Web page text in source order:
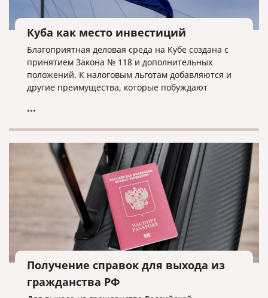
Куба как место инвестиций
Благоприятная деловая среда на Кубе создана с
принятием Закона № 118 и дополнительных
положений. К налоговым льготам добавляются и
другие преимущества, которые побуждают
качестве места для инвестиций.
...
Получение справок для выхода из
гражданства РФ